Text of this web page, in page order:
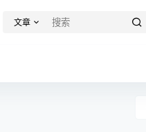
文章